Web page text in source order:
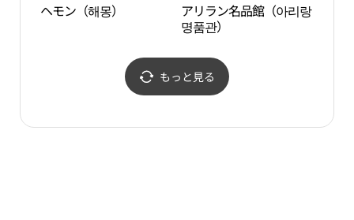
ヘモン（해몽）
アリラン名品館（아리랑
명품관）
もっと見る